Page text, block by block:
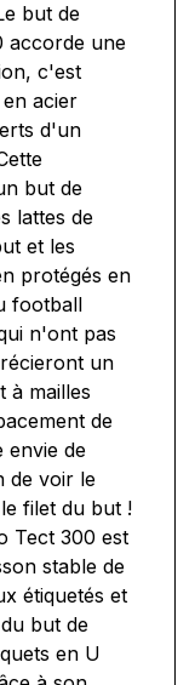
but de
accorde une
c'est
acier
d'un
but de
lattes de
et les
protégés en
football
n'ont pas
un
à mailles
de
envie de
de voir le
filet du but !
Tect 300 est
stable de
étiquetés et
but de
en U